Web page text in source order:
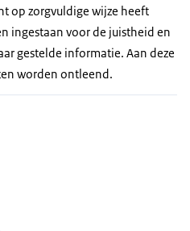
op zorgvuldige wijze heeft
ingestaan voor de juistheid en
gestelde informatie. Aan deze
worden ontleend.